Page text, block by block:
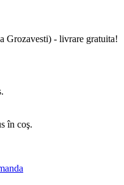
Grozavesti) - livrare gratuita!
în coş.